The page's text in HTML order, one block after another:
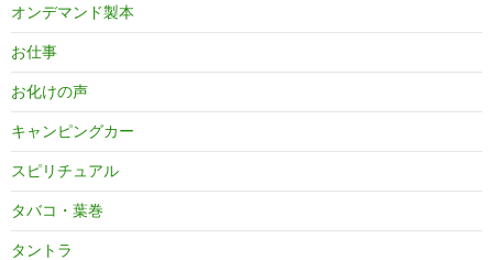
オンデマンド製本
お仕事
お化けの声
キャンピングカー
スピリチュアル
タバコ・葉巻
タントラ